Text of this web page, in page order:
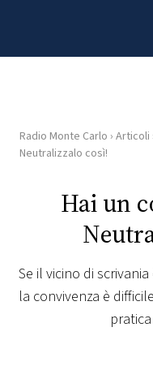
HOME
RADIO
PLAYLIST
Radio Monte Carlo › Articoli
Neutralizzalo così!
Hai un
Se il vicino di
la convivenza è